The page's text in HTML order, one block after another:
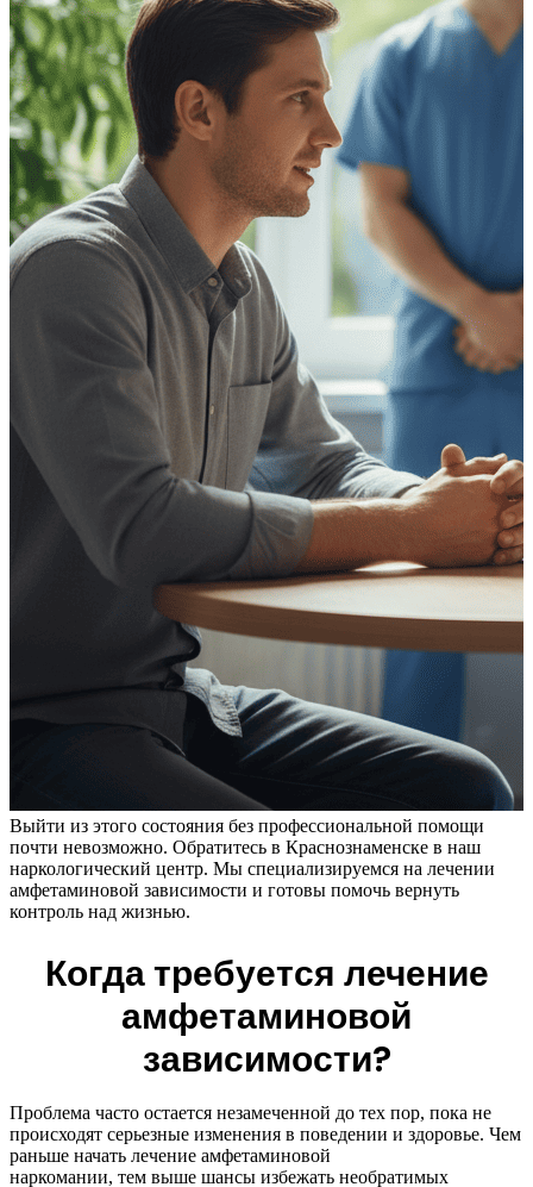
Выйти из этого состояния без профессиональной помощи
почти невозможно. Обратитесь в Краснознаменске в наш
наркологический центр. Мы специализируемся на лечении
амфетаминовой зависимости и готовы помочь вернуть
контроль над жизнью.
Когда требуется лечение
амфетаминовой
зависимости?
Проблема часто остается незамеченной до тех пор, пока не
происходят серьезные изменения в поведении и здоровье. Чем
раньше начать лечение амфетаминовой
наркомании, тем выше шансы избежать необратимых